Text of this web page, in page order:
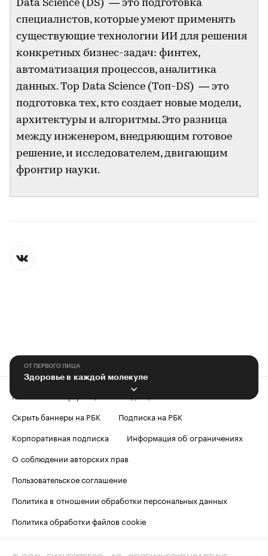
Data Science (DS) — это подготовка
специалистов, которые умеют применять
существующие технологии ИИ для решения
конкретных бизнес-задач: финтех,
автоматизация процессов, аналитика
данных. Top Data Science (Топ-DS) — это
подготовка тех, кто создает новые модели,
архитектуры и алгоритмы. Это разница
между инженером, внедряющим готовое
решение, и исследователем, двигающим
фронтир науки.
ОТ ПЕРВОГО ЛИЦА
Здоровье в каждой молекуле
Контактная информация
Скрыть баннеры на РБК
Подписка на РБК
Корпоративная подписка
Информация об ограничениях
О соблюдении авторских прав
Пользовательское соглашение
Политика в отношении обработки персональных данных
Политика обработки файлов cookie